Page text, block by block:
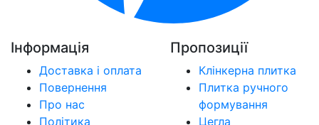
Інформація
Доставка і оплата
Повернення
Про нас
Політика
Пропозиції
Клінкерна плитка
Плитка ручного
формування
Цегла